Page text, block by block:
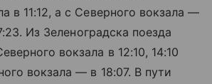
в 11:12, а с Северного вокзала —
Из Зеленоградска поезда
вокзала в 12:10, 14:10
вокзала — в 18:07. В пути